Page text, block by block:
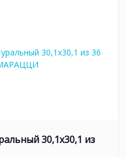
30,1х30,1 из